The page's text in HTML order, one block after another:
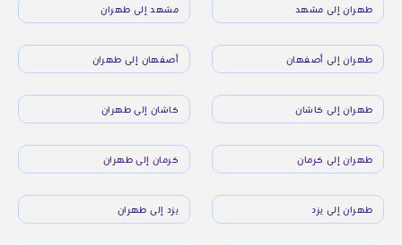
طهران إلى مشهد مشهد إلى طهران
طهران إلى أصفهان أصفهان إلى طهران
طهران إلى كاشان كاشان إلى طهران
طهران إلى كرمان كرمان إلى طهران
طهران إلى يزد يزد إلى طهران